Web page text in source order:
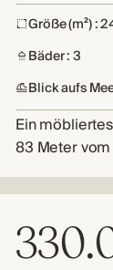
Größe (m²) :
Bäder : 3
Blick aufs
Ein
83 Meter